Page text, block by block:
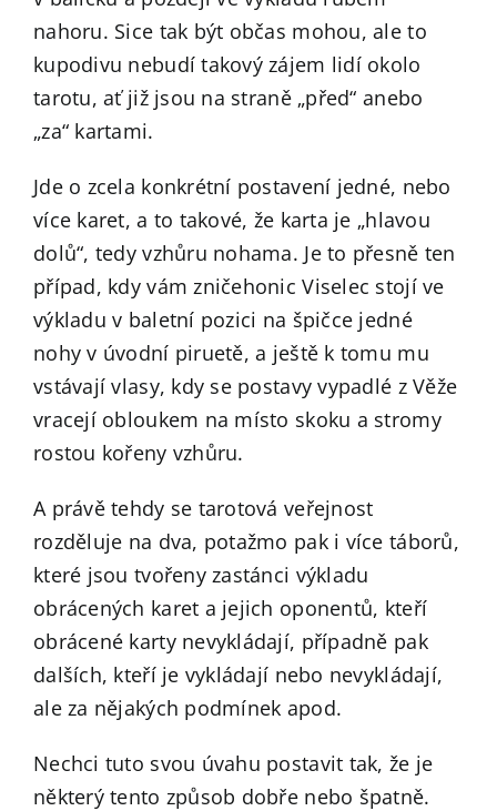
nahoru. Sice tak být občas mohou, ale to
kupodivu nebudí takový zájem lidí okolo
tarotu, ať již jsou na straně „před“ anebo
„za“ kartami.
Jde o zcela konkrétní postavení jedné, nebo
více karet, a to takové, že karta je „hlavou
dolů“, tedy vzhůru nohama. Je to přesně ten
případ, kdy vám zničehonic Viselec stojí ve
výkladu v baletní pozici na špičce jedné
nohy v úvodní piruetě, a ještě k tomu mu
vstávají vlasy, kdy se postavy vypadlé z Věže
vracejí obloukem na místo skoku a stromy
rostou kořeny vzhůru.
A právě tehdy se tarotová veřejnost
rozděluje na dva, potažmo pak i více táborů,
které jsou tvořeny zastánci výkladu
obrácených karet a jejich oponentů, kteří
obrácené karty nevykládají, případně pak
dalších, kteří je vykládají nebo nevykládají,
ale za nějakých podmínek apod.
Nechci tuto svou úvahu postavit tak, že je
některý tento způsob dobře nebo špatně.